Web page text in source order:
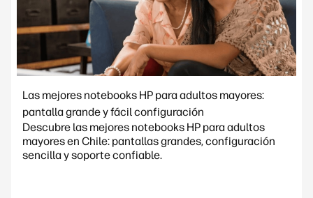
Las mejores notebooks HP para adultos mayores:
pantalla grande y fácil configuración
Descubre las mejores notebooks HP para adultos
mayores en Chile: pantallas grandes, configuración
sencilla y soporte confiable.